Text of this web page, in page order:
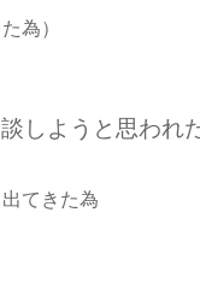
為）
しようと思われ
てきた為